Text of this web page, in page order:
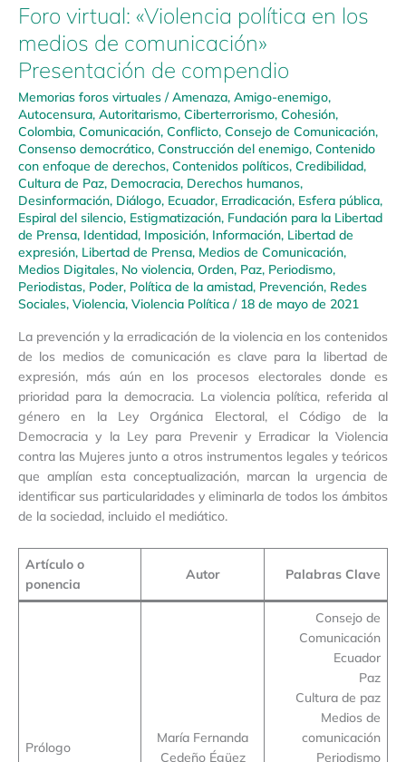
Foro virtual: «Violencia política en los
medios de comunicación»
Presentación de compendio
Memorias foros virtuales /Amenaza, Amigo-enemigo,
Autocensura, Autoritarismo, Ciberterrorismo, Cohesión,
Colombia, Comunicación, Conflicto, Consejo de Comunicación,
Consenso democrático, Construcción del enemigo, Contenido
con enfoque de derechos, Contenidos políticos, Credibilidad,
Cultura de Paz, Democracia, Derechos humanos,
Desinformación, Diálogo, Ecuador, Erradicación, Esfera pública,
Espiral del silencio, Estigmatización, Fundación para la Libertad
de Prensa, Identidad, Imposición, Información, Libertad de
expresión, Libertad de Prensa, Medios de Comunicación,
Medios Digitales, No violencia, Orden, Paz, Periodismo,
Periodistas, Poder, Política de la amistad, Prevención, Redes
Sociales, Violencia, Violencia Política / 18 de mayo de 2021
La prevención y la erradicación de la violencia en los contenidos
de los medios de comunicación es clave para la libertad de
expresión, más aún en los procesos electorales donde es
prioridad para la democracia. La violencia política, referida al
género en la Ley Orgánica Electoral, el Código de la
Democracia y la Ley para Prevenir y Erradicar la Violencia
contra las Mujeres junto a otros instrumentos legales y teóricos
que amplían esta conceptualización, marcan la urgencia de
identificar sus particularidades y eliminarla de todos los ámbitos
de la sociedad, incluido el mediático.
Artículo o
ponencia
Autor Palabras Clave
Prólogo
María Fernanda
Cedeño Égüez
Consejo de
Comunicación
Ecuador
Paz
Cultura de paz
Medios de
comunicación
Periodismo